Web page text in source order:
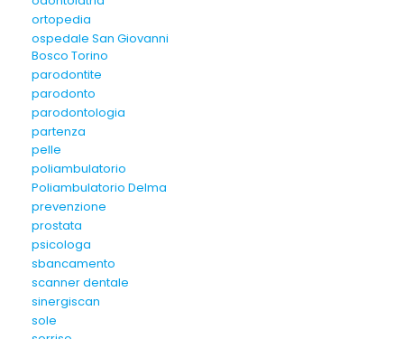
ortopedia
ospedale San Giovanni
Bosco Torino
parodontite
parodonto
parodontologia
partenza
pelle
poliambulatorio
Poliambulatorio Delma
prevenzione
prostata
psicologa
sbancamento
scanner dentale
sinergiscan
sole